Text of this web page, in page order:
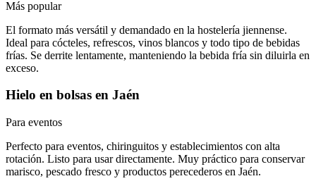
Más popular
El formato más versátil y demandado en la hostelería jiennense.
Ideal para cócteles, refrescos, vinos blancos y todo tipo de bebidas
frías. Se derrite lentamente, manteniendo la bebida fría sin diluirla en
exceso.
Hielo en bolsas en Jaén
Para eventos
Perfecto para eventos, chiringuitos y establecimientos con alta
rotación. Listo para usar directamente. Muy práctico para conservar
marisco, pescado fresco y productos perecederos en Jaén.